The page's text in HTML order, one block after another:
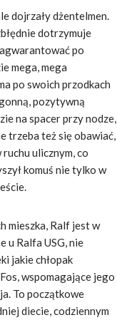
dojrzały dżentelmen.
dotrzymuje
po
mega, mega
po swoich przodkach
pozytywną
na spacer przy nodze,
trzeba też się obawiać,
ulicznym, co
komuś nie tylko w
mieszka, Ralf jest w
u Ralfa USG, nie
jakie chłopak
wspomagające jego
To początkowe
diecie, codziennym